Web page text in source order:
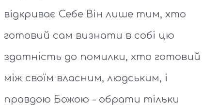
відкриває Себе Він лише тим, хто
готовий сам визнати в собі цю
здатність до помилки, хто готовий
між своїм власним, людським, і
правдою Божою – обрати тільки